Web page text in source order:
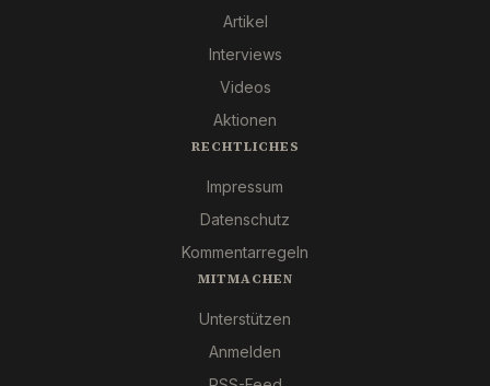
Artikel
Interviews
Videos
Aktionen
RECHTLICHES
Impressum
Datenschutz
Kommentarregeln
MITMACHEN
Unterstützen
Anmelden